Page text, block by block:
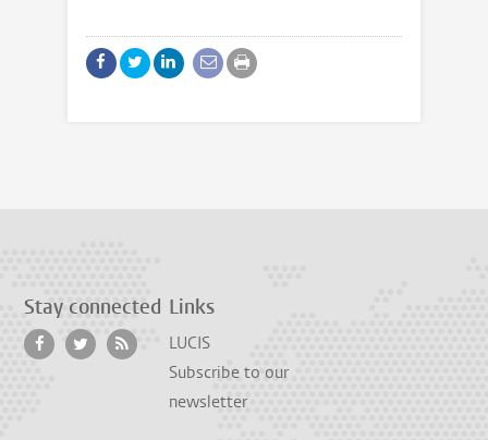
Stay connected Links
LUCIS
Subscribe to our
newsletter